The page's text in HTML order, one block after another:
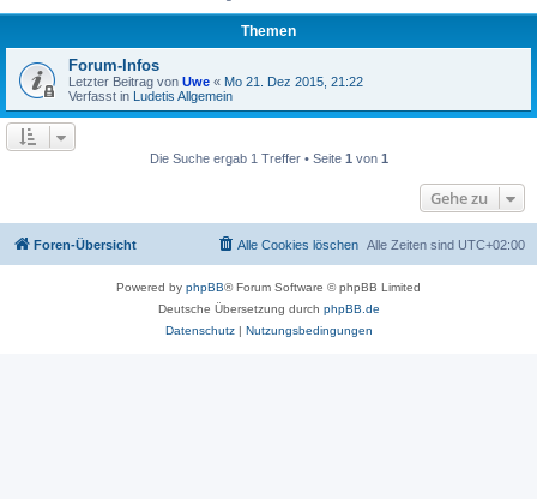
Themen
Forum-Infos
Letzter Beitrag von Uwe « Mo 21. Dez 2015, 21:22
Verfasst in Ludetis Allgemein
Die Suche ergab 1 Treffer • Seite 1 von 1
Gehe zu
Foren-Übersicht Alle Zeiten sind UTC+02:00
Alle Cookies löschen
Powered by phpBB® Forum Software © phpBB Limited
Deutsche Übersetzung durch phpBB.de
Datenschutz| Nutzungsbedingungen